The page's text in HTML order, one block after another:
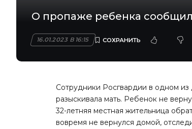
О пропаже ребенка
16.01.2023 В 16:15
Сотрудники Росгвардии в одном из
разыскивала мать. Ребенок не
32-летняя местная жительница
вовремя не вернулся домой,